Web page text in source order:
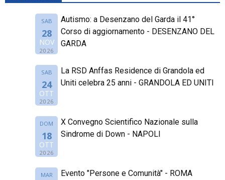
SAB
28
NOV
2026
Autismo: a Desenzano del Garda il 41°
Corso di aggiornamento - DESENZANO DEL
GARDA
SAB
24
OTT
2026
La RSD Anffas Residence di Grandola ed
Uniti celebra 25 anni - GRANDOLA ED UNITI
DOM
18
OTT
2026
X Convegno Scientifico Nazionale sulla
Sindrome di Down - NAPOLI
MAR Evento "Persone e Comunità" - ROMA